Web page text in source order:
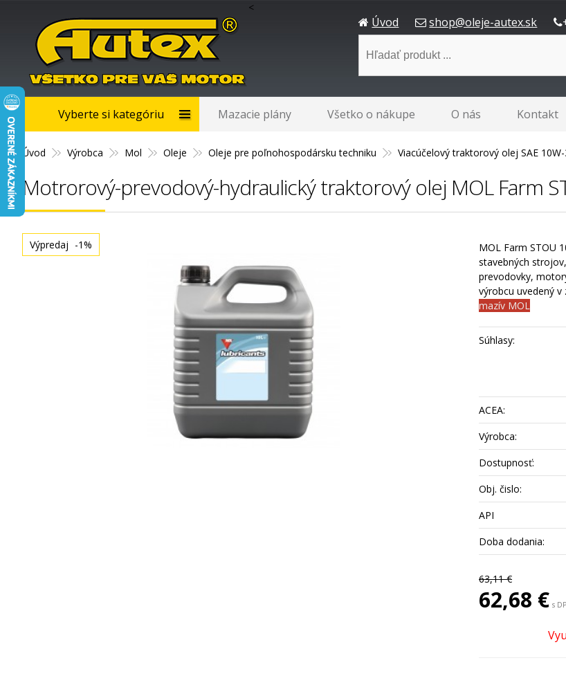
Úvod shop@oleje-autex.sk
<
Úvod Výrobca Mol Oleje Oleje pre poľnohospodársku techniku Viacúčelový traktorový olej SAE
Motrorový-prevodový-hydraulický traktorový olej MOL Farm
Výpredaj -1%
MOL Farm STOU
stavebných
prevodovky,
výrobcu uvedený
mazív MOL
Súhlasy:
ACEA:
Výrobca:
Dostupnosť:
Obj. čislo:
API
Doba dodania:
63,11 €
62,68 € s
Vyberte si kategóriu Mazacie plány Všetko o nákupe O nás Kontakt